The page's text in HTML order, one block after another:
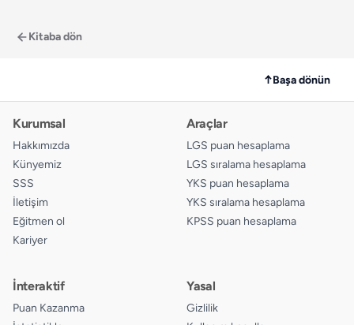
Kitaba dön
↑Başa dönün
Kurumsal
Hakkımızda
Künyemiz
SSS
İletişim
Eğitmen ol
Kariyer
Araçlar
LGS puan hesaplama
LGS sıralama hesaplama
YKS puan hesaplama
YKS sıralama hesaplama
KPSS puan hesaplama
İnteraktif
Puan Kazanma
Yasal
Gizlilik